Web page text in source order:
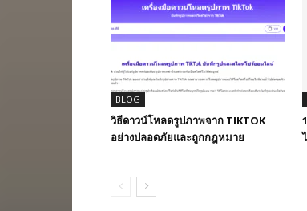
BLOG
วิธีดาวน์โหลดรูปภาพจาก TIKTOK
อย่างปลอดภัยและถูกกฎหมาย